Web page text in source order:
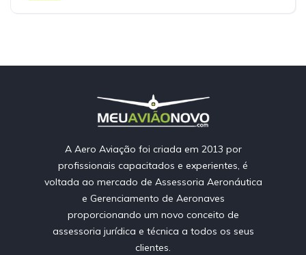
A Aero Aviação foi criada em 2013 por
profissionais capacitados e experientes, é
voltada ao mercado de Assessoria Aeronáutica
e Gerenciamento de Aeronaves
proporcionando um novo conceito de
assessoria jurídica e técnica a todos os seus
clientes.